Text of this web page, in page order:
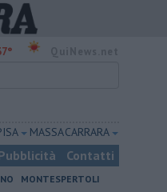
MASSA CARRARA
Contatti
MONTESPERTOLI